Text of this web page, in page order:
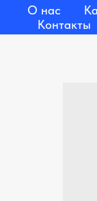
О нас
Контакты